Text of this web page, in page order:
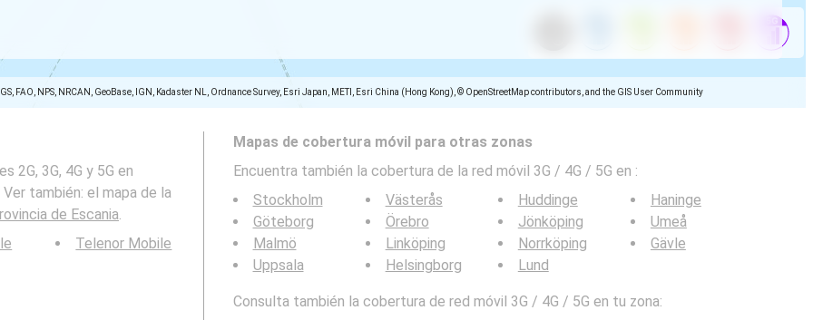
FAO, NPS, NRCAN, GeoBase, IGN, Kadaster NL, Ordnance Survey, Esri Japan, METI, Esri China (Hong Kong), © OpenStreetMap contributors, and the GIS User Community
2G, 3G, 4G y 5G en
también: el mapa de la
de Escania.
Telenor Mobile
Mapas de cobertura móvil para otras zonas
Encuentra también la cobertura de la red móvil 3G / 4G / 5G en :
Stockholm
Göteborg
Malmö
Uppsala
Västerås
Örebro
Linköping
Helsingborg
Huddinge
Jönköping
Norrköping
Lund
Haninge
Umeå
Gävle
Consulta también la cobertura de red móvil 3G / 4G / 5G en tu zona: